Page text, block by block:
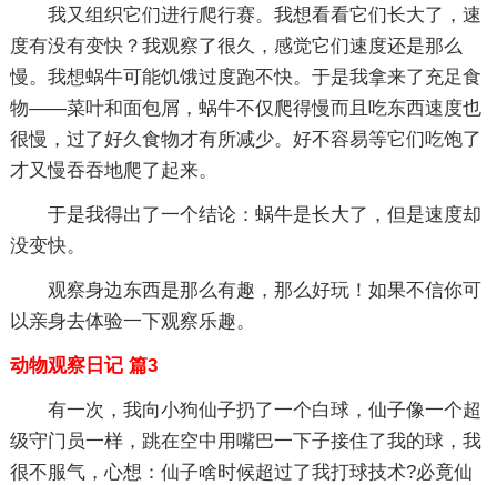
我又组织它们进行爬行赛。我想看看它们长大了，速
度有没有变快？我观察了很久，感觉它们速度还是那么
慢。我想蜗牛可能饥饿过度跑不快。于是我拿来了充足食
物——菜叶和面包屑，蜗牛不仅爬得慢而且吃东西速度也
很慢，过了好久食物才有所减少。好不容易等它们吃饱了
才又慢吞吞地爬了起来。
于是我得出了一个结论：蜗牛是长大了，但是速度却
没变快。
观察身边东西是那么有趣，那么好玩！如果不信你可
以亲身去体验一下观察乐趣。
动物观察日记 篇3
有一次，我向小狗仙子扔了一个白球，仙子像一个超
级守门员一样，跳在空中用嘴巴一下子接住了我的球，我
很不服气，心想：仙子啥时候超过了我打球技术?必竟仙